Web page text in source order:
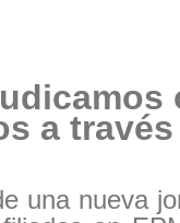
a
una nueva